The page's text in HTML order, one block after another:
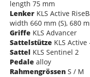
length 75 mm
Lenker KLS Active
width 660 mm (S), 680
Griffe KLS Advancer
Sattelstütze KLS
Sattel KLS Sentinel 2
Pedale alloy
Rahmengrössen S / M